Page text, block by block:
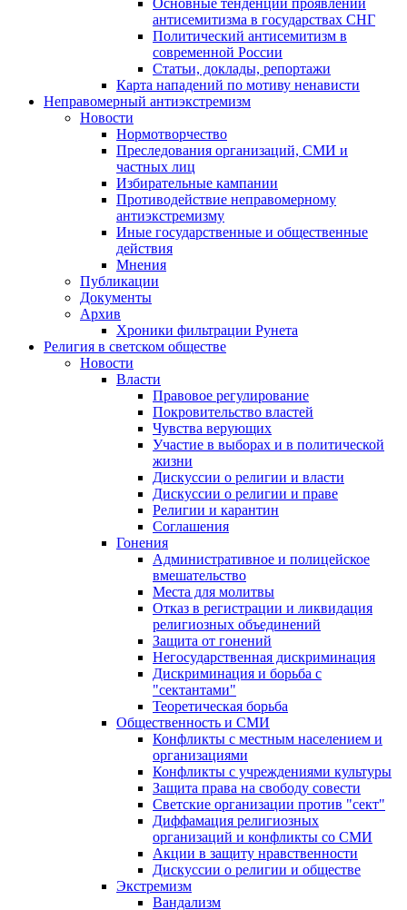
Основные тенденции проявлений
антисемитизма в государствах СНГ
Политический антисемитизм в
современной России
Статьи, доклады, репортажи
Карта нападений по мотиву ненависти
Неправомерный антиэкстремизм
Новости
Нормотворчество
Преследования организаций, СМИ и
частных лиц
Избирательные кампании
Противодействие неправомерному
антиэкстремизму
Иные государственные и общественные
действия
Мнения
Публикации
Документы
Архив
Хроники фильтрации Рунета
Религия в светском обществе
Новости
Власти
Правовое регулирование
Покровительство властей
Чувства верующих
Участие в выборах и в политической
жизни
Дискуссии о религии и власти
Дискуссии о религии и праве
Религии и карантин
Соглашения
Гонения
Административное и полицейское
вмешательство
Места для молитвы
Отказ в регистрации и ликвидация
религиозных объединений
Защита от гонений
Негосударственная дискриминация
Дискриминация и борьба с
"сектантами"
Теоретическая борьба
Общественность и СМИ
Конфликты с местным населением и
организациями
Конфликты с учреждениями культуры
Защита права на свободу совести
Светские организации против "сект"
Диффамация религиозных
организаций и конфликты со СМИ
Акции в защиту нравственности
Дискуссии о религии и обществе
Экстремизм
Вандализм